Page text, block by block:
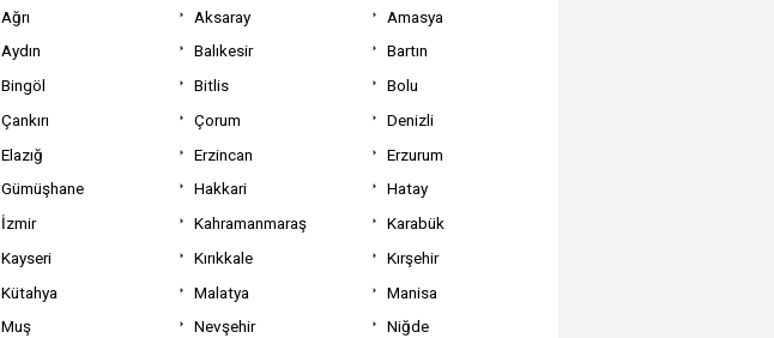
Ağrı Aksaray
Amasya
Aydın Balıkesir
Bartın
Bingöl Bitlis
Bolu
Çankırı Çorum
Denizli
Elazığ Erzincan
Erzurum
Gümüşhane Hakkari
Hatay
İzmir Kahramanmaraş
Karabük
Kayseri Kırıkkale
Kırşehir
Kütahya Malatya
Manisa
Muş Nevşehir
Niğde